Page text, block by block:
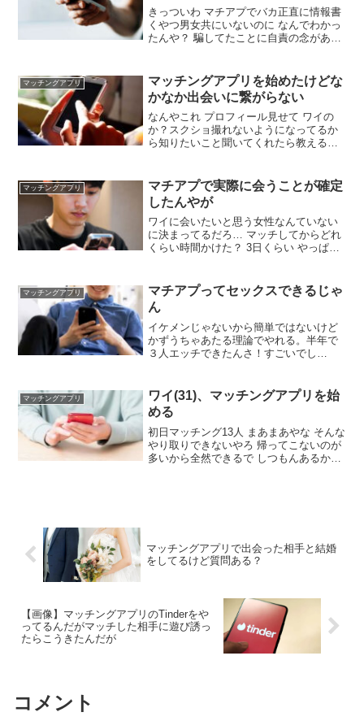
きっついわ マチアプでバカ正直に情報書
くやつ男女共にいないのに なんでわかっ
たんや？ 騙してたことに自責の念があっ
ったんかよ いうて誤差やろ
マッチングアプリ
マッチングアプリを始めたけどな
かなか出会いに繋がらない
なんやこれ プロフィール見せて ワイの
か？スクショ撮れないようになってるか
ら知りたいこと聞いてくれたら教えるで
フィール加工なんて当たり前やが もちろ
んイッチも加工してるよな？ 全くしてな
いわ嘘つきたくないし
マッチングアプリ
マチアプで実際に会うことが確定
したんやが
ワイに会いたいと思う女性なんていない
に決まってるだろ… マッチしてからどれ
くらい時間かけた？ 3日くらい やっぱ業
にすればええ ちなPairs 大変なことが起
こる気がする
マッチングアプリ
マチアプってセックスできるじゃ
ん
イケメンじゃないから簡単ではないけど
かずうちゃあたる理論でやれる。半年で
３人エッチできたんさ！すごいでし
ンジするんさ！ すごいね立派だよ動かな
い男が多過ぎるからな行動すればやれる
んだよ
マッチングアプリ
ワイ(31)、マッチングアプリを始
める
初日マッチング13人 まあまあやな そんな
やり取りできないやろ 帰ってこないのが
多いから全然できるで しつもんあるか？
マッチングアプリで出会った相手と結婚
をしてるけど質問ある？
【画像】マッチングアプリのTinderをや
ってるんだがマッチした相手に遊び誘っ
たらこうきたんだが
コメント